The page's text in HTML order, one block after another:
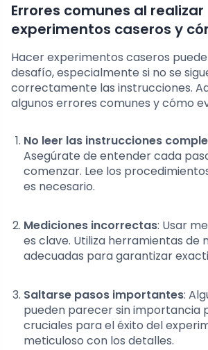
Errores comunes al realizar
experimentos caseros y
Hacer experimentos caseros
desafío, especialmente si no se
correctamente las instrucciones.
algunos errores comunes y cómo
No leer las instrucciones
Asegúrate de entender cada
comenzar. Lee los
es necesario.
Mediciones incorrectas: Usar
es clave. Utiliza herramientas de
adecuadas para garantizar
Saltarse pasos importantes:
pueden parecer sin importancia
cruciales para el éxito del
meticuloso con los detalles.